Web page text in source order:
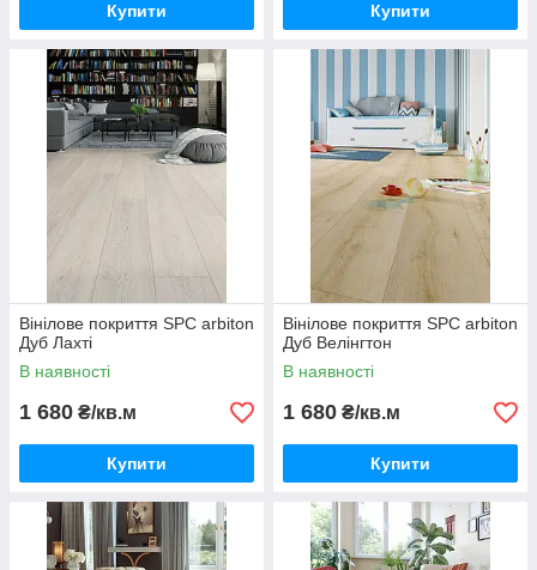
Купити Купити
Вінілове покриття SPC arbiton
Дуб Лахті
В наявності
1 680 ₴/кв.м
Купити
Вінілове покриття SPC arbiton
Дуб Велінгтон
В наявності
1 680 ₴/кв.м
Купити